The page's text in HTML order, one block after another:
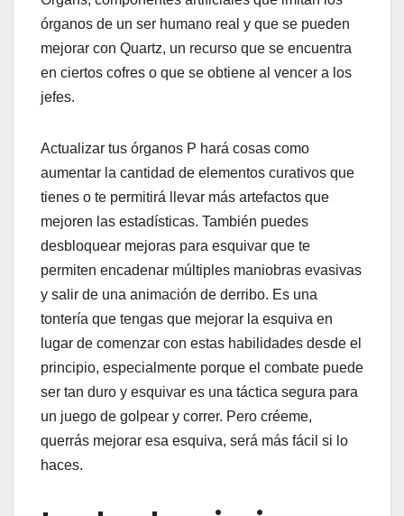
órganos de un ser humano real y que se pueden
mejorar con Quartz, un recurso que se encuentra
en ciertos cofres o que se obtiene al vencer a los
jefes.
Actualizar tus órganos P hará cosas como
aumentar la cantidad de elementos curativos que
tienes o te permitirá llevar más artefactos que
mejoren las estadísticas. También puedes
desbloquear mejoras para esquivar que te
permiten encadenar múltiples maniobras evasivas
y salir de una animación de derribo. Es una
tontería que tengas que mejorar la esquiva en
lugar de comenzar con estas habilidades desde el
principio, especialmente porque el combate puede
ser tan duro y esquivar es una táctica segura para
un juego de golpear y correr. Pero créeme,
querrás mejorar esa esquiva, será más fácil si lo
haces.